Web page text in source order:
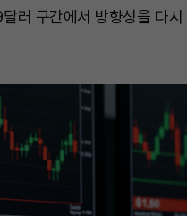
러 구간에서 방향성을 다시